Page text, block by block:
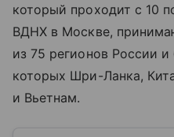
который проходит с 10
ВДНХ в Москве,
из 75 регионов России
которых Шри-Ланка,
и Вьетнам.